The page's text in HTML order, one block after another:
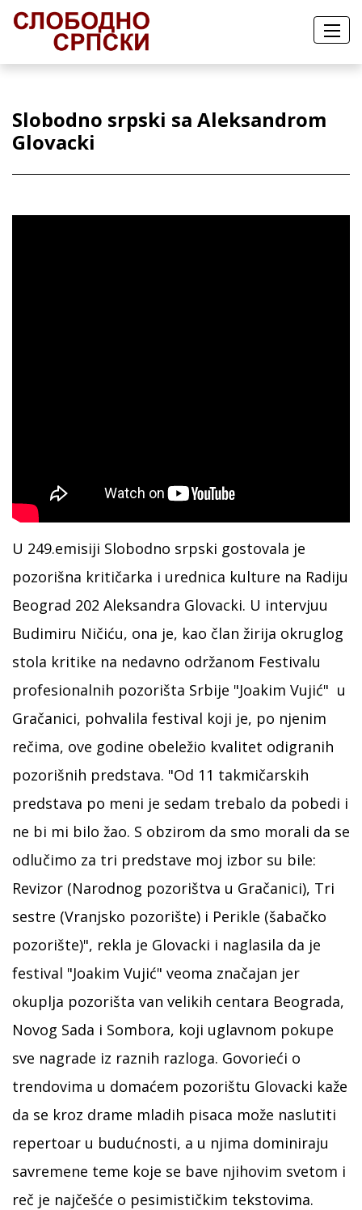
Slobodno srpski sa Aleksandrom
Glovacki
U 249.emisiji Slobodno srpski gostovala je
pozorišna kritičarka i urednica kulture na Radiju
Beograd 202 Aleksandra Glovacki. U intervjuu
Budimiru Ničiću, ona je, kao član žirija okruglog
stola kritike na nedavno održanom Festivalu
profesionalnih pozorišta Srbije "Joakim Vujić" u
Gračanici, pohvalila festival koji je, po njenim
rečima, ove godine obeležio kvalitet odigranih
pozorišnih predstava. "Od 11 takmičarskih
predstava po meni je sedam trebalo da pobedi i
ne bi mi bilo žao. S obzirom da smo morali da se
odlučimo za tri predstave moj izbor su bile:
Revizor (Narodnog pozorištva u Gračanici), Tri
sestre (Vranjsko pozorište) i Perikle (šabačko
pozorište)", rekla je Glovacki i naglasila da je
festival "Joakim Vujić" veoma značajan jer
okuplja pozorišta van velikih centara Beograda,
Novog Sada i Sombora, koji uglavnom pokupe
sve nagrade iz raznih razloga. Govorieći o
trendovima u domaćem pozorištu Glovacki kaže
da se kroz drame mladih pisaca može naslutiti
repertoar u budućnosti, a u njima dominiraju
savremene teme koje se bave njihovim svetom i
reč je najčešće o pesimističkim tekstovima.